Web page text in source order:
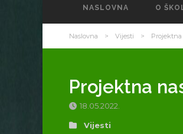
NASLOVNA O
Naslovna > Vijesti >
Projektna
18.05.2022.
Vijesti